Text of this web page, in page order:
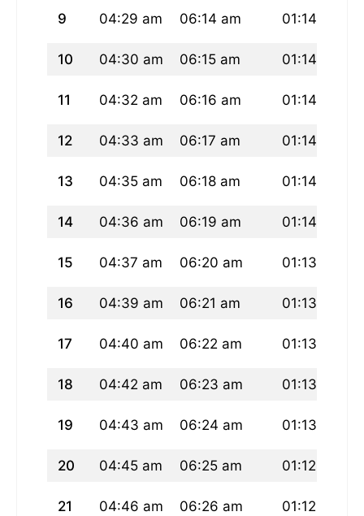
9 04:29 am 06:14 am 01:14 pm
10 04:30 am 06:15 am 01:14 pm
11 04:32 am 06:16 am 01:14 pm
12 04:33 am 06:17 am 01:14 pm
13 04:35 am 06:18 am 01:14 pm
14 04:36 am 06:19 am 01:14 pm
15 04:37 am 06:20 am 01:13 pm
16 04:39 am 06:21 am 01:13 pm
17 04:40 am 06:22 am 01:13 pm
18 04:42 am 06:23 am 01:13 pm
19 04:43 am 06:24 am 01:13 pm
20 04:45 am 06:25 am 01:12 pm
21 04:46 am 06:26 am 01:12 pm